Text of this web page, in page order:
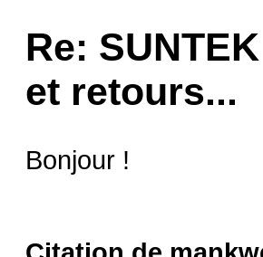
Re:
et retours...
Bonjour !